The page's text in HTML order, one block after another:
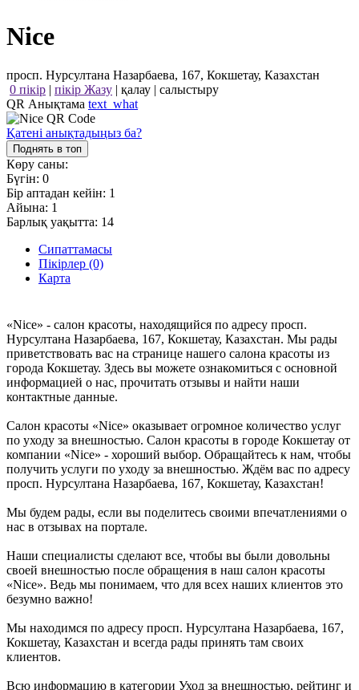
Nice
просп. Нурсултана Назарбаева, 167, Кокшетау, Казахстан
0 пікір | пікір Жазу | қалау | салыстыру
QR Анықтама text_what
Қатені анықтадыңыз ба?
Поднять в топ
Көру саны:
Бүгін: 0
Бір аптадан кейін: 1
Айына: 1
Барлық уақытта: 14
Сипаттамасы
Пікірлер (0)
Карта
«Nice» - салон красоты, находящийся по адресу просп.
Нурсултана Назарбаева, 167, Кокшетау, Казахстан. Мы рады
приветствовать вас на странице нашего салона красоты из
города Кокшетау. Здесь вы можете ознакомиться с основной
информацией о нас, прочитать отзывы и найти наши
контактные данные.
Салон красоты «Nice» оказывает огромное количество услуг
по уходу за внешностью. Салон красоты в городе Кокшетау от
компании «Nice» - хороший выбор. Обращайтесь к нам, чтобы
получить услуги по уходу за внешностью. Ждём вас по адресу
просп. Нурсултана Назарбаева, 167, Кокшетау, Казахстан!
Мы будем рады, если вы поделитесь своими впечатлениями о
нас в отзывах на портале.
Наши специалисты сделают все, чтобы вы были довольны
своей внешностью после обращения в наш салон красоты
«Nice». Ведь мы понимаем, что для всех наших клиентов это
безумно важно!
Мы находимся по адресу просп. Нурсултана Назарбаева, 167,
Кокшетау, Казахстан и всегда рады принять там своих
клиентов.
Всю информацию в категории Уход за внешностью, рейтинг и